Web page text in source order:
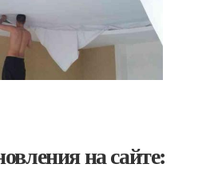
на сайте: